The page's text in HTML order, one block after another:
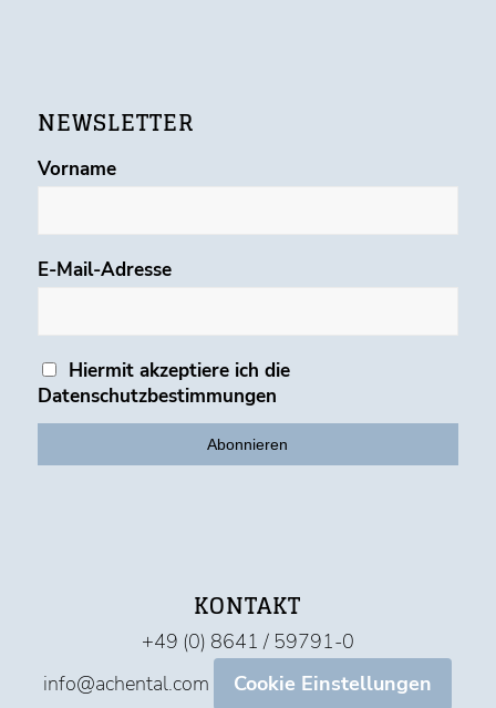
NEWSLETTER
Vorname
E-Mail-Adresse
Hiermit akzeptiere ich die
Datenschutzbestimmungen
KONTAKT
+49 (0) 8641 / 59791-0
info@achental.com
Cookie Einstellungen